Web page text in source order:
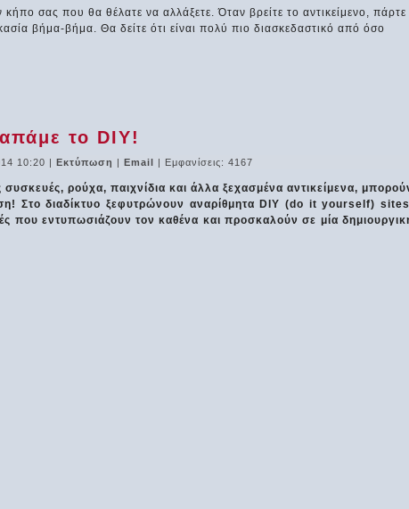
κήπο σας που θα θέλατε να αλλάξετε. Όταν βρείτε το αντικείμενο, πάρτε
βήμα-βήμα. Θα δείτε ότι είναι πολύ πιο διασκεδαστικό από όσο
το DIY!
10:20 | Εκτύπωση | Email | Εμφανίσεις: 4167
ρούχα, παιχνίδια και άλλα ξεχασμένα αντικείμενα,
Στο διαδίκτυο ξεφυτρώνουν αναρίθμητα DIY (do it yourself)
που εντυπωσιάζουν τον καθένα και προσκαλούν σε μία